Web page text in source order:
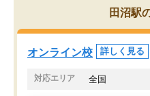
うちの子は、初回面談の講師
オンラインツールを使用した
共有があり宿題もそちらで出
でした。
田沼駅
オンライン校 詳しく見る
対応エリア 全国